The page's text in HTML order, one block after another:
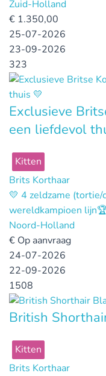
Zuid-Holland
€ 1.350,00
25-07-2026
23-09-2026
323
Exclusieve
een liefdevol
Kitten
Brits Korthaar
💛 4 zeldzame
wereldkampioen
Noord-Holland
€ Op aanvraag
24-07-2026
22-09-2026
1508
British
Kitten
Brits Korthaar